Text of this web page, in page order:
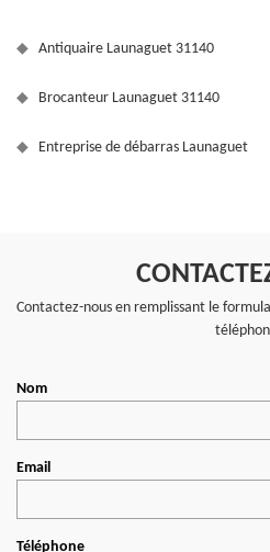
Antiquaire Launaguet 31140
Brocanteur Launaguet 31140
Entreprise de débarras Launaguet
Contactez-nous en remplissant le
Nom
Email
Téléphone